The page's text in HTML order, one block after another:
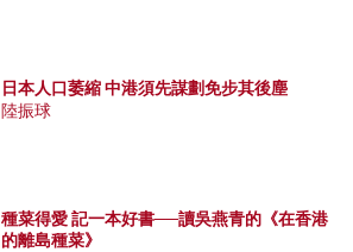
日本人口萎縮 中港須先謀劃免步其後塵
陸振球
種菜得愛 記一本好書──讀吳燕青的《在香港
的離島種菜》